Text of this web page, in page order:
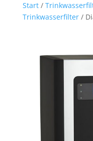
Start/
Trinkwasserfilter/